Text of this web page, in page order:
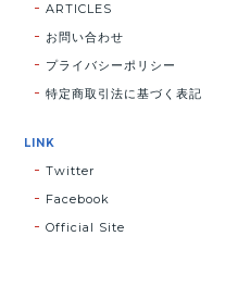
ARTICLES
お問い合わせ
プライバシーポリシー
特定商取引法に基づく表記
LINK
Twitter
Facebook
Official Site